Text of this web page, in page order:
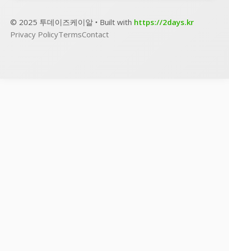
© 2025 투데이즈케이알 • Built with https://2days.kr
Privacy PolicyTermsContact